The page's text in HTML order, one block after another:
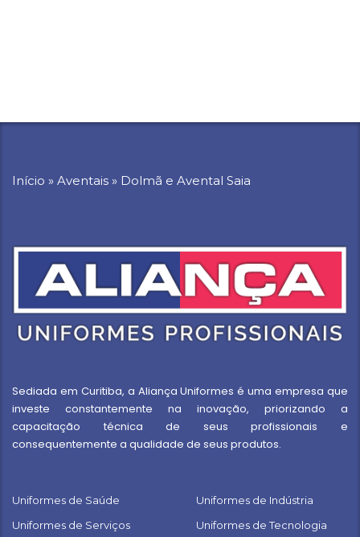
Início » Aventais » Dolmã e Avental Saia
Sediada em Curitiba, a Aliança Uniformes é uma empresa que
investe constantemente na inovação, priorizando a
capacitação técnica de seus profissionais e
consequentemente a qualidade de seus produtos.
Uniformes de Saúde
Uniformes de Indústria
Uniformes de Serviços
Uniformes de Tecnologia